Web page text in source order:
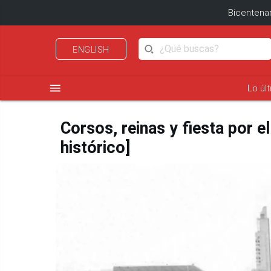
ENGLISH
menu Lo
Corsos, reinas y fiesta por
histórico]